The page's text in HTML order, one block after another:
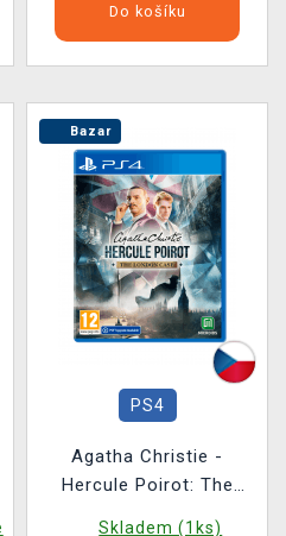
Do košíku
Bazar
PS4
Agatha Christie -
Hercule Poirot: The
Skladem (1ks)